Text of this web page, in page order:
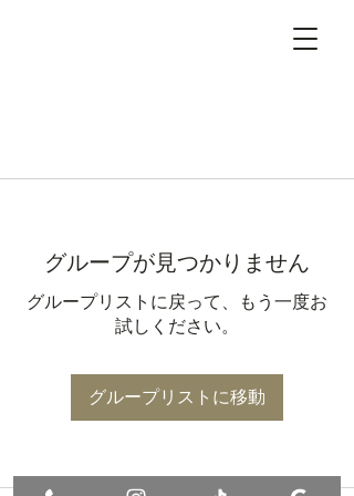
グループが見つかりません
グループリストに戻って、もう一度お
試しください。
グループリストに移動